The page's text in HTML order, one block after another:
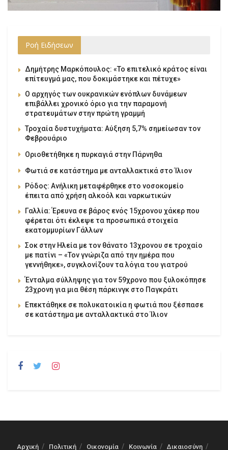
Ροή Ειδήσεων
Δημήτρης Μαρκόπουλος: «Το επιτελικό κράτος είναι
επίτευγμά μας, που δοκιμάστηκε και πέτυχε»
Ο αρχηγός των ουκρανικών ενόπλων δυνάμεων
επιβάλλει χρονικό όριο για την παραμονή
στρατευμάτων στην πρώτη γραμμή
Τροχαία δυστυχήματα: Αύξηση 5,7% σημείωσαν τον
Φεβρουάριο
Οριοθετήθηκε η πυρκαγιά στην Πάρνηθα
Φωτιά σε κατάστημα με ανταλλακτικά στο Ίλιον
Ρόδος: Ανήλικη μεταφέρθηκε στο νοσοκομείο
έπειτα από χρήση αλκοόλ και ναρκωτικών
Γαλλία: Έρευνα σε βάρος ενός 15χρονου χάκερ που
φέρεται ότι έκλεψε τα προσωπικά στοιχεία
εκατομμυρίων Γάλλων
Σοκ στην Ηλεία με τον θάνατο 13χρονου σε τροχαίο
με πατίνι – «Τον γνώριζα από την ημέρα που
γεννήθηκε», συγκλονίζουν τα λόγια του γιατρού
Ένταλμα σύλληψης για τον 59χρονο που ξυλοκόπησε
23χρονη για μια θέση πάρκινγκ στο Παγκράτι
Επεκτάθηκε σε πολυκατοικία η φωτιά που ξέσπασε
σε κατάστημα με ανταλλακτικά στο Ίλιον
Αρχική Πολιτική Οικονομία Κοινωνία Δικαιοσύνη